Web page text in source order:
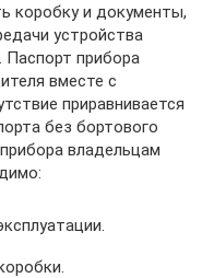
коробку и документы,
устройства
прибора
вместе с
приравнивается
без бортового
владельцам